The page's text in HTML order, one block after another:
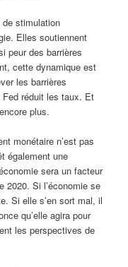
stimulation
Elles soutiennent
peur des barrières
cette dynamique est
les barrières
réduit les taux. Et
plus.
monétaire n’est pas
également une
sera un facteur
2020. Si l’économie se
Si elle s’en sort mal, il
qu’elle agira pour
les perspectives de